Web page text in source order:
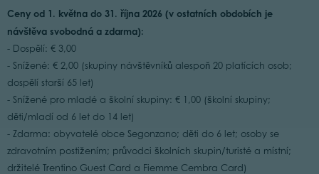
Ceny od 1. května do 31. října 2026 (v ostatních obdobích je
návštěva svobodná a zdarma):
- Dospělí: € 3,00
- Snížené: € 2,00 (skupiny návštěvníků alespoň 20 platících osob;
dospělí starší 65 let)
- Snížené pro mladé a školní skupiny: € 1,00 (školní skupiny;
děti/mladí od 6 let do 14 let)
- Zdarma: obyvatelé obce Segonzano; děti do 6 let; osoby se
zdravotním postižením; průvodci školních skupin/turisté a místní;
držitelé Trentino Guest Card a Fiemme Cembra Card)